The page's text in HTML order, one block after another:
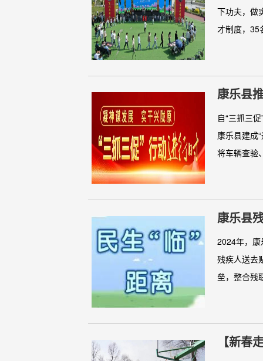
下功夫，做
才制度，
康乐县
自“三抓三
康乐县建成
将车辆查验
康乐县
2024年，康
残疾人送去
垒，整合残
【新春